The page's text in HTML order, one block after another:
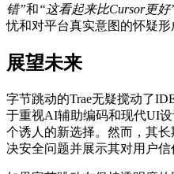
错”和“这看起来比Cursor更好
忧和对平台真实意图的怀疑形
展望未来
字节跳动的Trae无疑搅动了
于重视AI辅助编码和现代UI
个诱人的新选择。然而，其
决安全问题并展示其对用户信